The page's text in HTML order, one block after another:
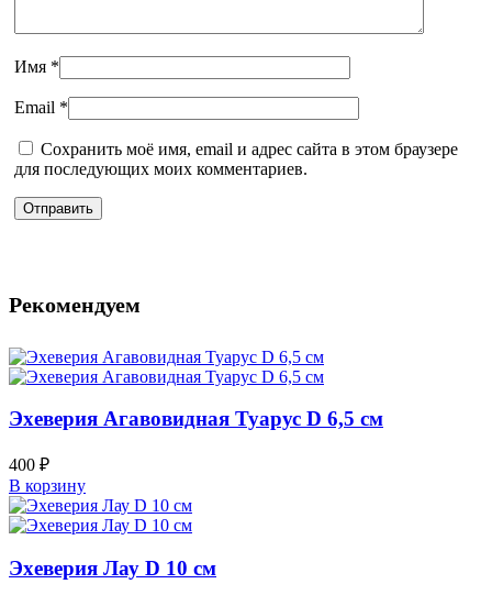
Имя *
Email *
Сохранить моё имя, email и адрес сайта в этом браузере
для последующих моих комментариев.
Рекомендуем
Эхеверия Агавовидная Туарус D 6,5 см
400 ₽
В корзину
Эхеверия Лау D 10 см